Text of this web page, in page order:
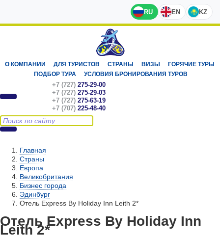
RU EN KZ
О КОМПАНИИ ДЛЯ ТУРИСТОВ СТРАНЫ ВИЗЫ
ГОРЯЧИЕ ТУРЫ
ПОДБОР ТУРА
УСЛОВИЯ БРОНИРОВАНИЯ ТУРОВ
+7 (727) 275-29-00
+7 (727) 275-29-03
+7 (727) 275-63-19
+7 (707) 225-48-40
Главная
Страны
Европа
Великобритания
Бизнес города
Эдинбург
Отель Express By Holiday Inn Leith 2*
Отель Express By Holiday Inn
Leith 2*